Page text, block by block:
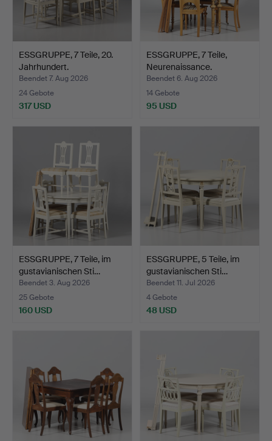
ESSGRUPPE, 7 Teile, 20.
Jahrhundert.
Beendet 7. Aug 2026
24 Gebote
317 USD
ESSGRUPPE, 7 Teile,
Neurenaissance.
Beendet 6. Aug 2026
14 Gebote
95 USD
ESSGRUPPE, 7 Teile, im
gustavianischen Sti…
Beendet 3. Aug 2026
25 Gebote
160 USD
ESSGRUPPE, 5 Teile, im
gustavianischen Sti…
Beendet 11. Jul 2026
4 Gebote
48 USD